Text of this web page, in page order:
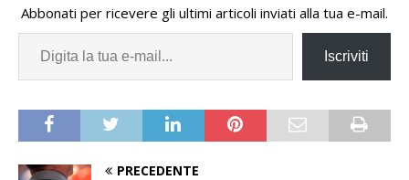
Abbonati per ricevere gli ultimi articoli inviati alla tua e-mail.
Iscriviti
PRECEDENTE